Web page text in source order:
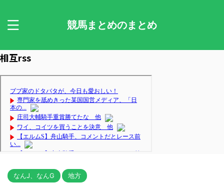
競馬まとめのまとめ
相互rss
なんJ、なんG 地方